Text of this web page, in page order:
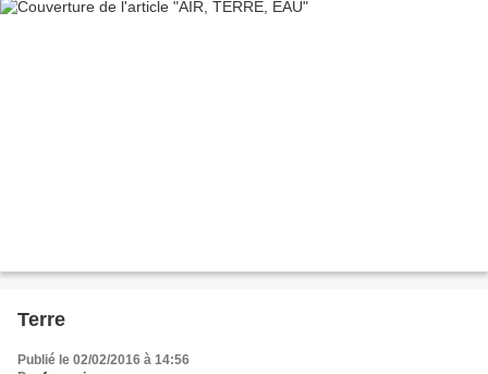
Terre
Publié le 02/02/2016 à 14:56